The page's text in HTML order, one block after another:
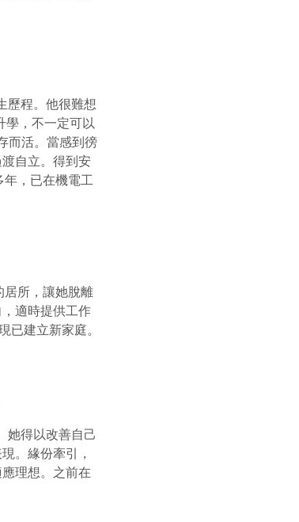
歷程。他很難想
學，不一定可以
而活。當感到徬
自立。得到安
年，已在機電工
居所，讓她脫離
適時提供工作
已建立新家庭。
她得以改善自己
。緣份牽引，
理想。之前在